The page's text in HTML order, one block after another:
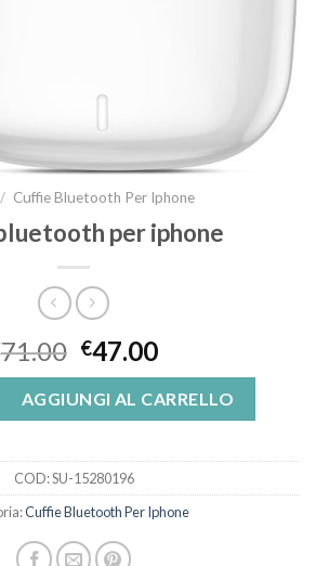
/ Cuffie Bluetooth Per Iphone
per iphone
71.00 €47.00
AGGIUNGI AL CARRELLO
COD:SU-15280196
Cuffie Bluetooth Per Iphone